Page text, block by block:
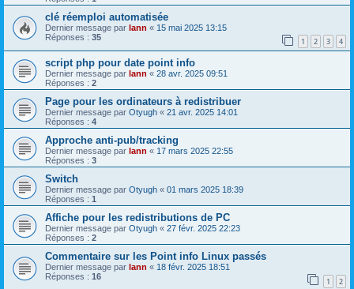
clé réemploi automatisée
Dernier message par lann « 15 mai 2025 13:15
Réponses : 35 1 2 3 4
script php pour date point info
Dernier message par lann « 28 avr. 2025 09:51
Réponses : 2
Page pour les ordinateurs à redistribuer
Dernier message par Otyugh « 21 avr. 2025 14:01
Réponses : 4
Approche anti-pub/tracking
Dernier message par lann « 17 mars 2025 22:55
Réponses : 3
Switch
Dernier message par Otyugh « 01 mars 2025 18:39
Réponses : 1
Affiche pour les redistributions de PC
Dernier message par Otyugh « 27 févr. 2025 22:23
Réponses : 2
Commentaire sur les Point info Linux passés
Dernier message par lann « 18 févr. 2025 18:51
Réponses : 16 1 2